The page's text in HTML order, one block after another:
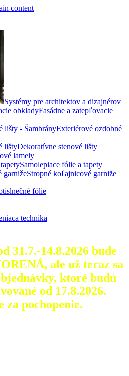
content
Systémy pre architektov a dizajnérov
Fasádne a zatepľovacie
Exteriérové ozdobné
Dekoratívne stenové lišty
lamely
Samolepiace fólie a tapety
Stropné koľajnicové garniže
fólie
technika
31.7.-14.8.2026 bude
ale už teraz sa
ktoré budú
od 17.8.2026.
za pochopenie.